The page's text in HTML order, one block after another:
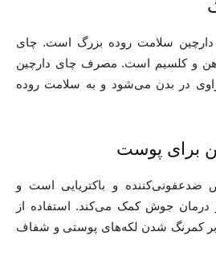
سلامت روده بزرگ است. چای
آهن و کلسیم است. مصرف چای دارچین
در بدن می‌شود و به سلامت روده
برای پوست
ضدعفونی‌کننده و باکتریایی است و
جوش کمک می‌کند. استفاده از
کمرنگ شدن لکه‌های پوستی و شفاف